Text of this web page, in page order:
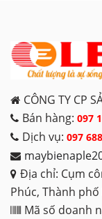
CÔNG TY CP
Bán hàng: 097
Dịch vụ: 097
Địa chỉ: Cụm
Phúc, Thành
Mã số doanh